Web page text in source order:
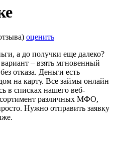
оценить
а до получки еще далеко?
– взять мгновенный
отказа. Деньги есть
на карту. Все займы онлайн
в списках нашего веб-
различных МФО,
Нужно отправить заявку